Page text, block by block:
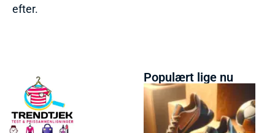
efter.
Populært lige nu